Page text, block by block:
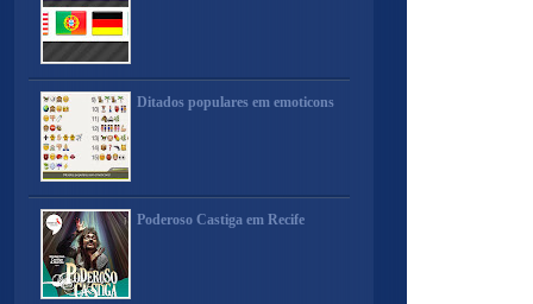
Ditados populares em emoticons
Poderoso Castiga em Recife